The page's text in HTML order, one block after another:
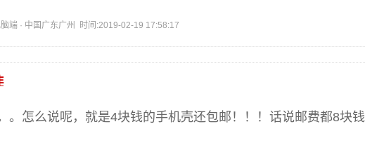
端 · 中国广东广州 时间:2019-02-19 17:58:17
。怎么说呢，就是4块钱的手机壳还包邮！！！话说邮费都8块钱